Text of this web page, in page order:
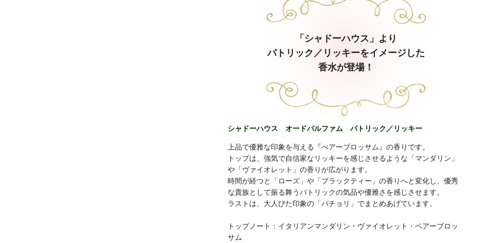
「シャドーハウス」より
パトリック／リッキーをイメージした
香水が登場！
シャドーハウス オードパルファム パトリック／リッキー
上品で優雅な印象を与える『ぺアーブロッサム』の香りです。
トップは、強気で自信家なリッキーを感じさせるような「マンダリン」
や「ヴァイオレット」の香りが広がります。
時間が経つと「ローズ」や「ブラックティー」の香りへと変化し、優秀
な貴族として振る舞うパトリックの気品や優雅さを感じさせます。
ラストは、大人びた印象の「パチョリ」でまとめあげています。
トップノート：イタリアンマンダリン・ヴァイオレット・ペアーブロッ
サム